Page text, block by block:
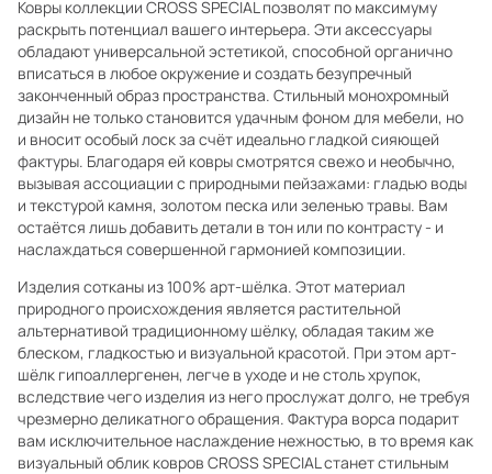
Ковры коллекции CROSS SPEСIAL позволят по максимуму
раскрыть потенциал вашего интерьера. Эти аксессуары
обладают универсальной эстетикой, способной органично
вписаться в любое окружение и создать безупречный
законченный образ пространства. Стильный монохромный
дизайн не только становится удачным фоном для мебели, но
и вносит особый лоск за счёт идеально гладкой сияющей
фактуры. Благодаря ей ковры смотрятся свежо и необычно,
вызывая ассоциации с природными пейзажами: гладью воды
и текстурой камня, золотом песка или зеленью травы. Вам
остаётся лишь добавить детали в тон или по контрасту - и
наслаждаться совершенной гармонией композиции.
Изделия сотканы из 100% арт-шёлка. Этот материал
природного происхождения является растительной
альтернативой традиционному шёлку, обладая таким же
блеском, гладкостью и визуальной красотой. При этом арт-
шёлк гипоаллергенен, легче в уходе и не столь хрупок,
вследствие чего изделия из него прослужат долго, не требуя
чрезмерно деликатного обращения. Фактура ворса подарит
вам исключительное наслаждение нежностью, в то время как
визуальный облик ковров CROSS SPEСIAL станет стильным